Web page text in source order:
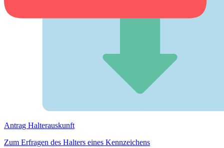
Antrag Halterauskunft
Zum Erfragen des Halters eines Kennzeichens